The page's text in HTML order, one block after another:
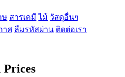
ษ สารเคมี ไม้ วัสดุอื่นๆ
าศ ลืมรหัสผ่าน ติดต่อเรา
Prices